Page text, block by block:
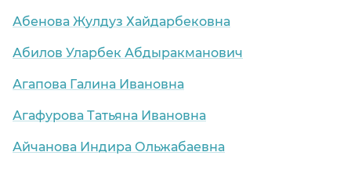
Абенова Жулдуз Хайдарбековна
Абилов Уларбек Абдыракманович
Агапова Галина Ивановна
Агафурова Татьяна Ивановна
Айчанова Индира Ольжабаевна